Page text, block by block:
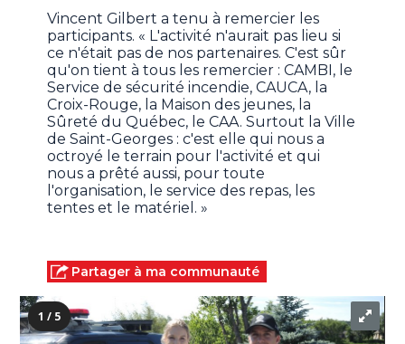
Vincent Gilbert a tenu à remercier les
participants. « L'activité n'aurait pas lieu si
ce n'était pas de nos partenaires. C'est sûr
qu'on tient à tous les remercier : CAMBI, le
Service de sécurité incendie, CAUCA, la
Croix-Rouge, la Maison des jeunes, la
Sûreté du Québec, le CAA. Surtout la Ville
de Saint-Georges : c'est elle qui nous a
octroyé le terrain pour l'activité et qui
nous a prêté aussi, pour toute
l'organisation, le service des repas, les
tentes et le matériel. »
Partager à ma communauté
1 / 5